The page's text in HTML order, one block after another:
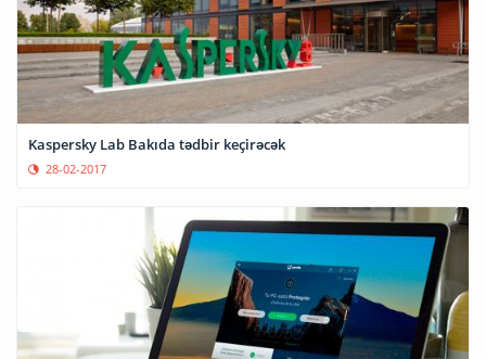
Kaspersky Lab Bakıda tədbir keçirəcək
28-02-2017